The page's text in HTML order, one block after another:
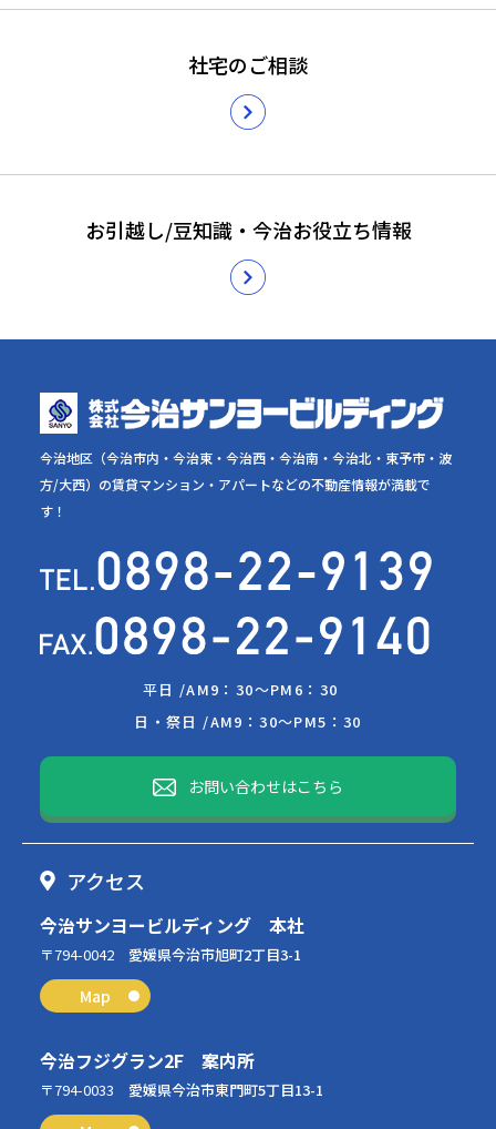
社宅のご相談
お引越し/豆知識・今治お役立ち情報
今治地区（今治市内・今治東・今治西・今治南・今治北・東予市・波
方/大西）の賃貸マンション・アパートなどの不動産情報が満載で
す！
平日 /AM9：30～PM6：30
日・祭日 /AM9：30～PM5：30
お問い合わせはこちら
アクセス
今治サンヨービルディング 本社
〒794-0042 愛媛県今治市旭町2丁目3-1
Map
今治フジグラン2F 案内所
〒794-0033 愛媛県今治市東門町5丁目13-1